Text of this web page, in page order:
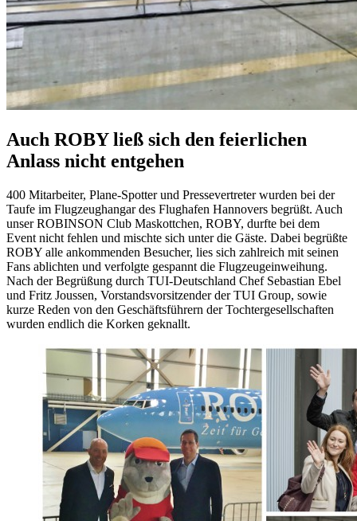
Auch ROBY ließ sich den feierlichen
Anlass nicht entgehen
400 Mitarbeiter, Plane-Spotter und Pressevertreter wurden bei der
Taufe im Flugzeughangar des Flughafen Hannovers begrüßt. Auch
unser ROBINSON Club Maskottchen, ROBY, durfte bei dem
Event nicht fehlen und mischte sich unter die Gäste. Dabei begrüßte
ROBY alle ankommenden Besucher, lies sich zahlreich mit seinen
Fans ablichten und verfolgte gespannt die Flugzeugeinweihung.
Nach der Begrüßung durch TUI-Deutschland Chef Sebastian Ebel
und Fritz Joussen, Vorstandsvorsitzender der TUI Group, sowie
kurze Reden von den Geschäftsführern der Tochtergesellschaften
wurden endlich die Korken geknallt.